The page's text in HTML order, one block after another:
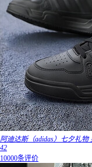
阿迪达斯（adidas）七夕礼
42
10000条评价